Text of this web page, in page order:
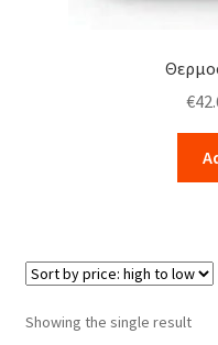
€
Showing the single result